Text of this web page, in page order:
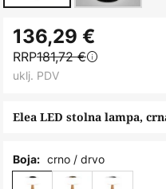
to
the
beginning
the
gallery
Elea LED stolna lampa,
136,29 €
RRP181,72 €
uklj. PDV
Boja: crno / drvo